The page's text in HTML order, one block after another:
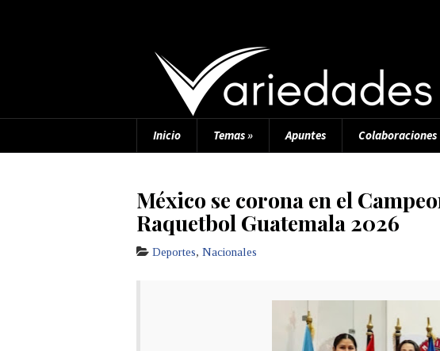
Inicio Temas» Apuntes Colaboraciones
México se corona en el
Raquetbol Guatemala 2026
Deportes, Nacionales